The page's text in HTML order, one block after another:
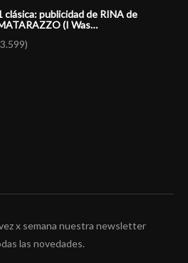
clásica: publicidad de RINA de
(I Was…
x semana nuestra newsletter
las novedades.